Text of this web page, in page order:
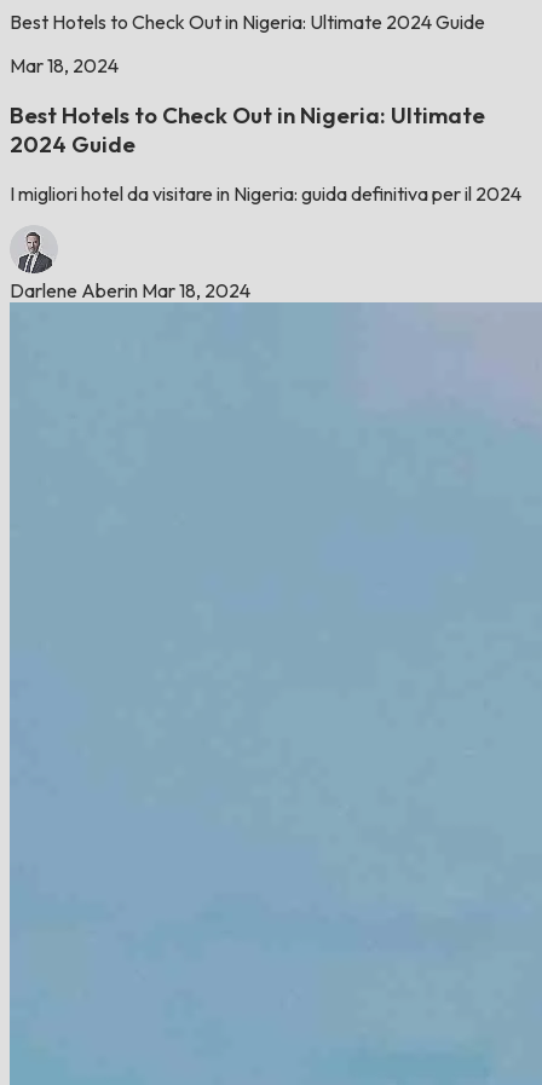
Best Hotels to Check Out in Nigeria: Ultimate 2024 Guide
Mar 18, 2024
Best Hotels to Check Out in Nigeria: Ultimate
2024 Guide
I migliori hotel da visitare in Nigeria: guida definitiva per il 2024
Darlene Aberin Mar 18, 2024